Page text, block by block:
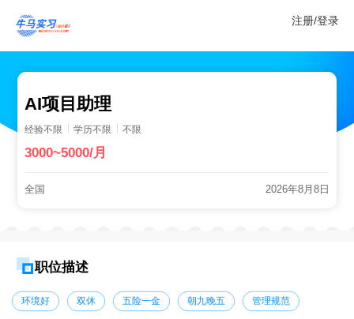
注册/登录
AI项目助理
经验不限 学历不限 不限
3000~5000/月
全国 2026年8月8日
职位描述
环境好 双休 五险一金 朝九晚五 管理规范